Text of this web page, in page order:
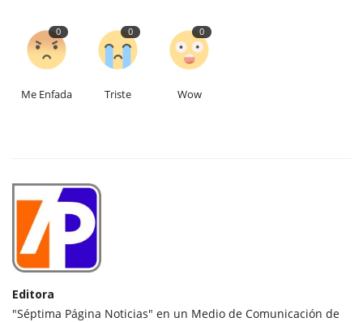
0
Me Enfada
0
Triste
0
Wow
Editora
"Séptima Página Noticias" en un Medio de Comunicación de